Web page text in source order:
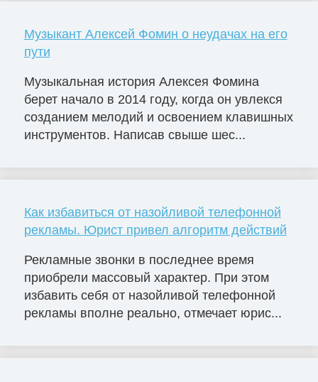
Музыкант Алексей Фомин о неудачах на его
пути
Музыкальная история Алексея Фомина
берет начало в 2014 году, когда он увлекся
созданием мелодий и освоением клавишных
инструментов. Написав свыше шес...
Как избавиться от назойливой телефонной
рекламы. Юрист привел алгоритм действий
Рекламные звонки в последнее время
приобрели массовый характер. При этом
избавить себя от назойливой телефонной
рекламы вполне реально, отмечает юрис...